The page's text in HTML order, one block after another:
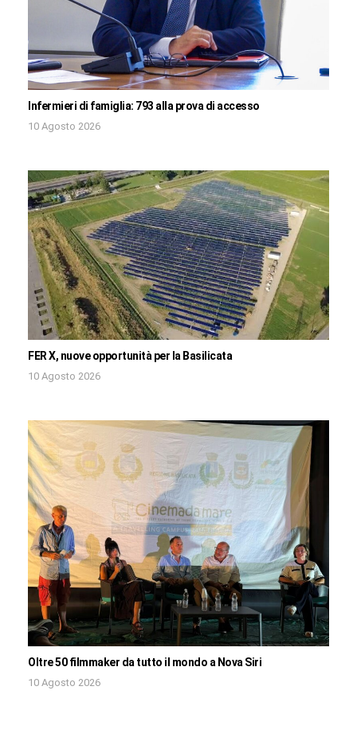
Infermieri di famiglia: 793 alla prova di accesso
10 Agosto 2026
FER X, nuove opportunità per la Basilicata
10 Agosto 2026
Oltre 50 filmmaker da tutto il mondo a Nova Siri
10 Agosto 2026